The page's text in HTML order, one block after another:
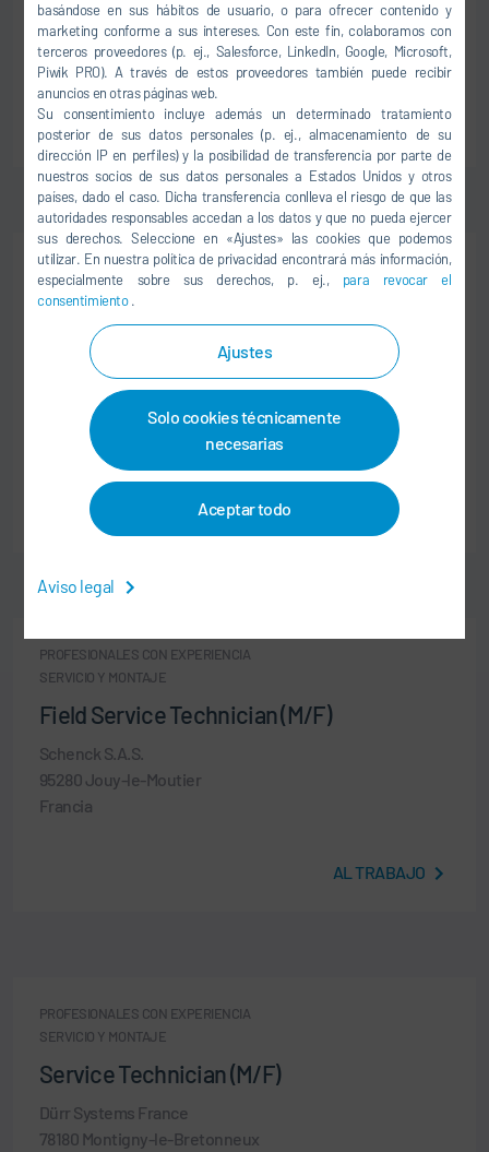
basándose en sus hábitos de usuario, o para ofrecer contenido y
marketing conforme a sus intereses. Con este fin, colaboramos con
terceros proveedores (p. ej., Salesforce, LinkedIn, Google, Microsoft,
Piwik PRO). A través de estos proveedores también puede recibir
anuncios en otras páginas web.
Su consentimiento incluye además un determinado tratamiento
posterior de sus datos personales (p. ej., almacenamiento de su
dirección IP en perfiles) y la posibilidad de transferencia por parte de
nuestros socios de sus datos personales a Estados Unidos y otros
países, dado el caso. Dicha transferencia conlleva el riesgo de que las
autoridades responsables accedan a los datos y que no pueda ejercer
sus derechos. Seleccione en «Ajustes» las cookies que podemos
utilizar. En nuestra política de privacidad encontrará más información,
especialmente sobre sus derechos, p. ej., para revocar el
consentimiento.
Ajustes
Solo cookies técnicamente
necesarias
Aceptar todo
Aviso legal
Dürr IT Services India
201 305 Noida
India
AL TRABAJO
PROFESIONALES CON EXPERIENCIA
LOGÍSTICA Y COMPRAS
German Speaking Operational Buyer for
Material Management (MM) Team
Dürr Group Services, India
201 305 Noida
AL TRABAJO
PROFESIONALES CON EXPERIENCIA
SERVICIO Y MONTAJE
Field Service Technician (M/F)
Schenck S.A.S.
95280 Jouy-le-Moutier
Francia
AL TRABAJO
PROFESIONALES CON EXPERIENCIA
SERVICIO Y MONTAJE
Service Technician (M/F)
Dürr Systems France
78180 Montigny-le-Bretonneux